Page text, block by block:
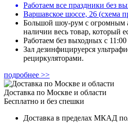
Работаем все праздники без
Варшавское шоссе, 26 (схема
Большой шоу-рум с огромным
наличии весь товар, который
Работаем без выходных с
Зал дезинфицируерся
рециркуляторами.
подробнее >>
Доставка по Москве и области
Бесплатно и без спешки
Доставка в пределах МКАД